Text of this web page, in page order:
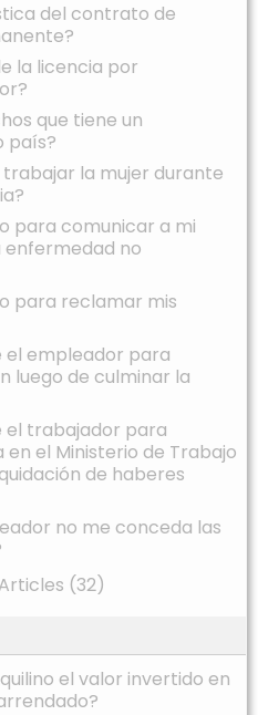
del contrato de
la licencia por
que tiene un
país?
la mujer durante
para comunicar a mi
no
para reclamar mis
el empleador para
luego de culminar la
el trabajador para
el Ministerio de Trabajo
de haberes
no me conceda las
(32)
el valor invertido en